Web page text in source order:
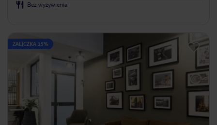
Bez wyżywienia
ZALICZKA 25%